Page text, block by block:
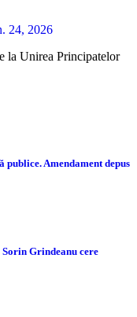
24, 2026
publice. Amendament depus
Grindeanu cere